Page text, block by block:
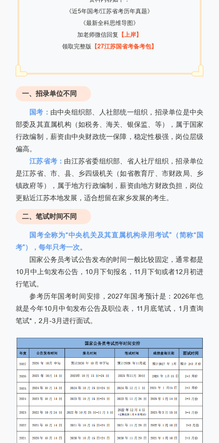
《近5年国考/江苏省考历年真题》
《最新全科思维导图》
加老师微信回复 【上岸】
领取完整版 【27江苏国省考备考包】
一、招录单位不同
国考： 由中央组织部、人社部统一组织，招录单位是中央
部委及其直属机构（如税务、海关、银保监、等），属于国家
行政编制，薪资由中央财政统一保障，稳定性极强，岗位层级
偏高。
江苏省考： 由江苏省委组织部、省人社厅组织，招录单位
是江苏省、市、县、乡四级机关（如省教育厅、市财政局、乡
镇政府等），属于地方行政编制，薪资由地方财政负担，岗位
更贴近江苏本地发展，适合想留在家乡发展的考生。
二、笔试时间不同
国考全称为“中央机关及其直属机构录用考试”（简称“国
考”），每年只考一次。
国家公务员考试公告发布的时间一般比较固定，通常都是
10月中上旬发布公告，10月下旬报名，11月下旬或者12月初进
行笔试。
参考历年国考时间安排，2027年国考预计是：2026年也
就是今年10月中旬发布公告及职位表，11月底笔试，1月查询
笔试*，2月-3月进行面试。